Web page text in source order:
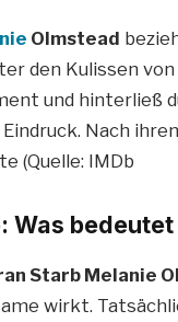
Olmstead
den Kulissen von
und hinterließ
Nach
(Quelle: IMDb
Was
Starb Melanie
wirkt.